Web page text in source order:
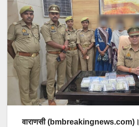
वाराणसी (bmbreakingnews.com)।